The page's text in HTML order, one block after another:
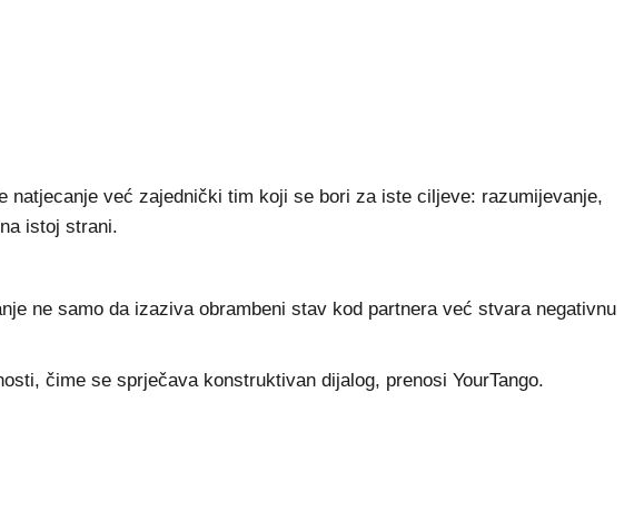
natjecanje već zajednički tim koji se bori za iste ciljeve: razumijevanje,
istoj strani.
ne samo da izaziva obrambeni stav kod partnera već stvara negativnu
čime se sprječava konstruktivan dijalog, prenosi YourTango.